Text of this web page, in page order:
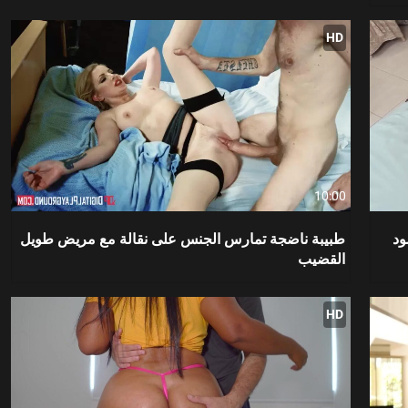
HD
10:00
طبيبة ناضجة تمارس الجنس على نقالة مع مريض طويل
القضيب
HD